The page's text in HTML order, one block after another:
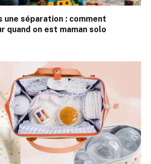
une séparation : comment
quand on est maman solo